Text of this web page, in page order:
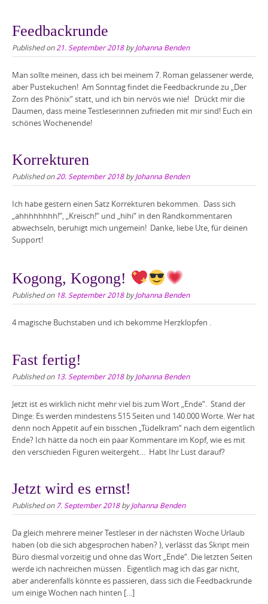
Feedbackrunde
Published on21. September 2018byJohanna Benden
Man sollte meinen, dass ich bei meinem 7. Roman gelassener werde,
aber Pustekuchen! Am Sonntag findet die Feedbackrunde zu „Der
Zorn des Phönix“ statt, und ich bin nervös wie nie! Drückt mir die
Daumen, dass meine Testleserinnen zufrieden mit mir sind! Euch ein
schönes Wochenende!
Korrekturen
Published on20. September 2018byJohanna Benden
Ich habe gestern einen Satz Korrekturen bekommen. Dass sich
„ahhhhhhhh!“, „Kreisch!“ und „hihi“ in den Randkommentaren
abwechseln, beruhigt mich ungemein! Danke, liebe Ute, für deinen
Support!
Kogong, Kogong!
Published on 18. September 2018byJohanna Benden
4 magische Buchstaben und ich bekomme Herzklopfen .
Fast fertig!
Published on 13. September 2018byJohanna Benden
Jetzt ist es wirklich nicht mehr viel bis zum Wort „Ende“. Stand der
Dinge: Es werden mindestens 515 Seiten und 140.000 Worte. Wer hat
denn noch Appetit auf ein bisschen „Tüdelkram“ nach dem eigentlich
Ende? Ich hätte da noch ein paar Kommentare im Kopf, wie es mit
den verschieden Figuren weitergeht… Habt Ihr Lust darauf?
Jetzt wird es ernst!
Published on 7. September 2018byJohanna Benden
Da gleich mehrere meiner Testleser in der nächsten Woche Urlaub
haben (ob die sich abgesprochen haben? ), verlässt das Skript mein
Büro diesmal vorzeitig und ohne das Wort „Ende“. Die letzten Seiten
werde ich nachreichen müssen . Eigentlich mag ich das gar nicht,
aber anderenfalls könnte es passieren, dass sich die Feedbackrunde
um einige Wochen nach hinten […]